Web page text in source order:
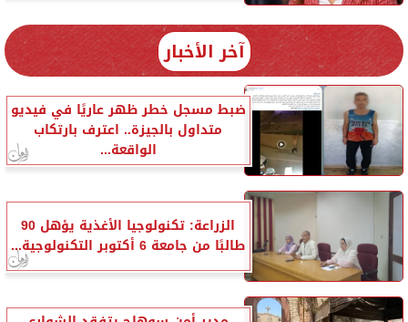
آخر الأخبار
ضبط مسجل خطر ظهر عاريًا في فيديو
متداول بالجيزة.. اعترف بارتكاب
الواقعة...
الزراعة: تكنولوجيا الأغذية يؤهل 90
طالبًا من جامعة 6 أكتوبر التكنولوجية...